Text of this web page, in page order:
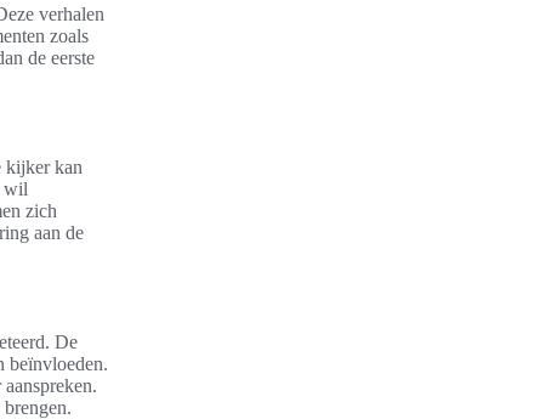
verhalen
zoals
de eerste
kijker kan
wil
zich
aan de
De
beïnvloeden.